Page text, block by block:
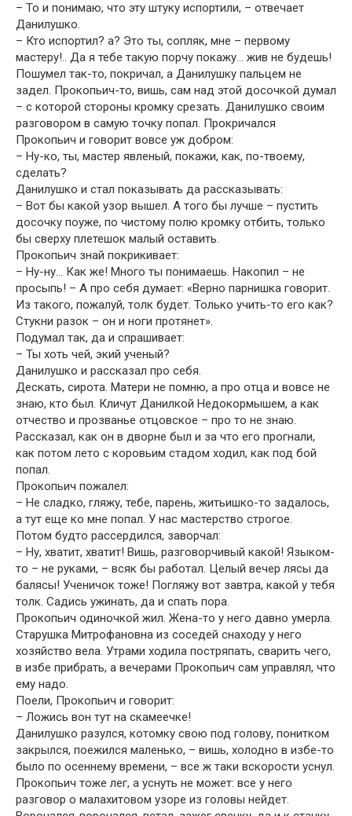
– То и понимаю, что эту штуку испортили, – отвечает
Данилушко.
– Кто испортил? а? Это ты, сопляк, мне – первому
мастеру!.. Да я тебе такую порчу покажу… жив не будешь!
Пошумел так-то, покричал, а Данилушку пальцем не
задел. Прокопьич-то, вишь, сам над этой досочкой думал
– с которой стороны кромку срезать. Данилушко своим
разговором в самую точку попал. Прокричался
Прокопьич и говорит вовсе уж добром:
– Ну-ко, ты, мастер явленый, покажи, как, по-твоему,
сделать?
Данилушко и стал показывать да рассказывать:
– Вот бы какой узор вышел. А того бы лучше – пустить
досочку поуже, по чистому полю кромку отбить, только
бы сверху плетешок малый оставить.
Прокопьич знай покрикивает:
– Ну-ну… Как же! Много ты понимаешь. Накопил – не
просыпь! – А про себя думает: «Верно парнишка говорит.
Из такого, пожалуй, толк будет. Только учить-то его как?
Стукни разок – он и ноги протянет».
Подумал так, да и спрашивает:
– Ты хоть чей, экий ученый?
Данилушко и рассказал про себя.
Дескать, сирота. Матери не помню, а про отца и вовсе не
знаю, кто был. Кличут Данилкой Недокормышем, а как
отчество и прозванье отцовское – про то не знаю.
Рассказал, как он в дворне был и за что его прогнали,
как потом лето с коровьим стадом ходил, как под бой
попал.
Прокопьич пожалел:
– Не сладко, гляжу, тебе, парень, житьишко-то задалось,
а тут еще ко мне попал. У нас мастерство строгое.
Потом будто рассердился, заворчал:
– Ну, хватит, хватит! Вишь, разговорчивый какой! Языком-
то – не руками, – всяк бы работал. Целый вечер лясы да
балясы! Ученичок тоже! Погляжу вот завтра, какой у тебя
толк. Садись ужинать, да и спать пора.
Прокопьич одиночкой жил. Жена-то у него давно умерла.
Старушка Митрофановна из соседей снаходу у него
хозяйство вела. Утрами ходила постряпать, сварить чего,
в избе прибрать, а вечерами Прокопьич сам управлял, что
ему надо.
Поели, Прокопьич и говорит:
– Ложись вон тут на скамеечке!
Данилушко разулся, котомку свою под голову, понитком
закрылся, поежился маленько, – вишь, холодно в избе-то
было по осеннему времени, – все ж таки вскорости уснул.
Прокопьич тоже лег, а уснуть не может: все у него
разговор о малахитовом узоре из головы нейдет.